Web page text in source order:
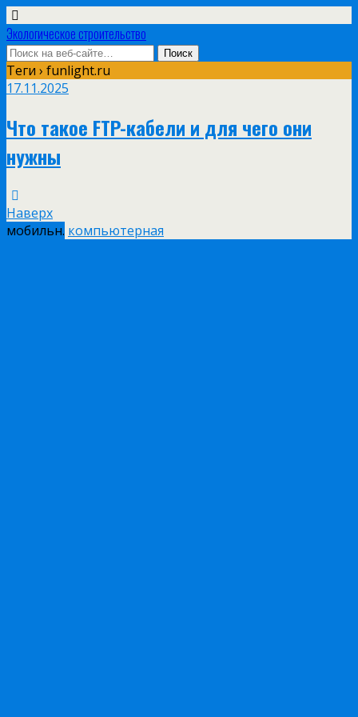
Экологическое строительство
Теги › funlight.ru
17.11.2025
Что такое FTP-кабели и для чего они
нужны
Наверх
мобильн. компьютерная